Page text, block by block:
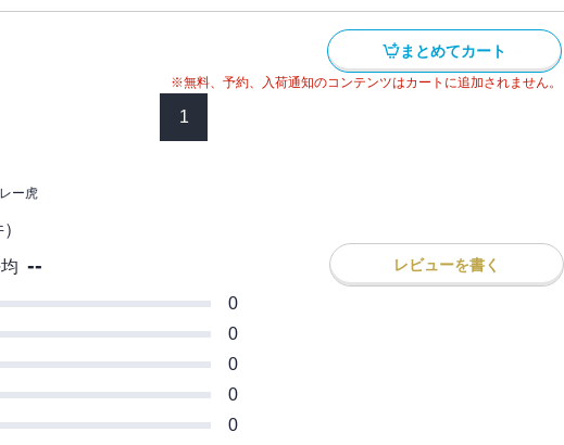
ようになっていた。しかし、疎遠になった兄との関係は
まま。次郎と一緒にあちこち食べ歩くにつれて、景虎は
への意思を明確にしていくのだが・・・？ 食を通じて
）と獣（ひと）が寄り添う、ほのぼのストーリー第２
まとめてカート
※無料、予約、入荷通知のコンテンツはカートに追加されません。
1
ー虎
-- レビューを書く
0
0
0
0
0